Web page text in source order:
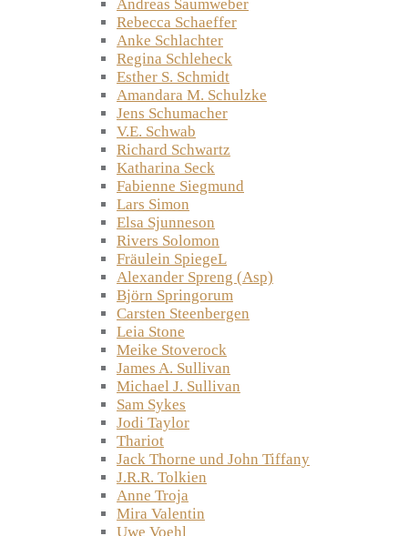
Andreas Saumweber
Rebecca Schaeffer
Anke Schlachter
Regina Schleheck
Esther S. Schmidt
Amandara M. Schulzke
Jens Schumacher
V.E. Schwab
Richard Schwartz
Katharina Seck
Fabienne Siegmund
Lars Simon
Elsa Sjunneson
Rivers Solomon
Fräulein SpiegeL
Alexander Spreng (Asp)
Björn Springorum
Carsten Steenbergen
Leia Stone
Meike Stoverock
James A. Sullivan
Michael J. Sullivan
Sam Sykes
Jodi Taylor
Thariot
Jack Thorne und John Tiffany
J.R.R. Tolkien
Anne Troja
Mira Valentin
Uwe Voehl